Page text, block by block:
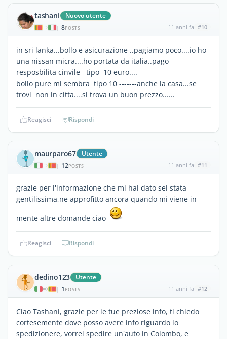
tashani Nuovo utente
| 8POSTS 11 anni fa #10
in sri lanka...bollo e asicurazione ..pagiamo poco....io ho
una nissan micra....ho portata da italia..pago
resposbilita cinvile tipo 10 euro....
bollo pure mi sembra tipo 10 -------anche la casa...se
trovi non in citta....si trova un buon prezzo......
Reagisci Rispondi
maurparo67 Utente
| 12POSTS 11 anni fa #11
grazie per l'informazione che mi hai dato sei stata
gentilissima,ne approfitto ancora quando mi viene in
mente altre domande ciao
Reagisci Rispondi
dedino123 Utente
| 1 POSTS 11 anni fa #12
Ciao Tashani, grazie per le tue preziose info, ti chiedo
cortesemente dove posso avere info riguardo lo
spedizionere, vorrei spedire un'auto in Colombo, e